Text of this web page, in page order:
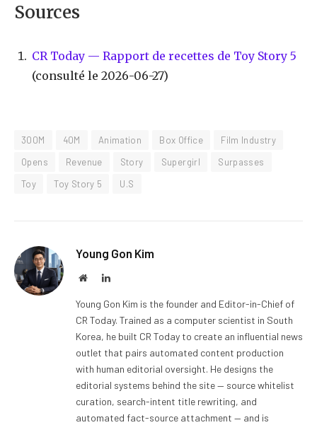
Sources
CR Today — Rapport de recettes de Toy Story 5
(consulté le 2026-06-27)
300M 40M Animation Box Office
Film Industry
Opens
Revenue Story Supergirl
Surpasses
Toy
Toy Story 5 U.S
Young Gon Kim
WebsiteLinkedIn
Young Gon Kim is the founder and Editor-in-Chief of
CR Today. Trained as a computer scientist in South
Korea, he built CR Today to create an influential news
outlet that pairs automated content production
with human editorial oversight. He designs the
editorial systems behind the site — source whitelist
curation, search-intent title rewriting, and
automated fact-source attachment — and is